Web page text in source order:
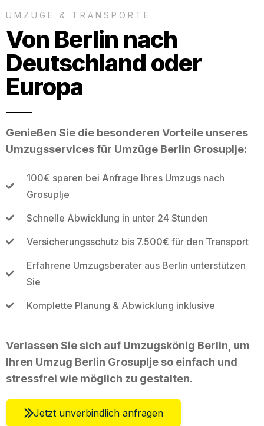
UMZÜGE & TRANSPORTE
Von Berlin nach
Deutschland oder
Europa
Genießen Sie die besonderen Vorteile unseres
Umzugsservices für Umzüge Berlin Grosuplje:
100€ sparen bei Anfrage Ihres Umzugs nach
Grosuplje
Schnelle Abwicklung in unter 24 Stunden
Versicherungsschutz bis 7.500€ für den Transport
Erfahrene Umzugsberater aus Berlin unterstützen
Sie
Komplette Planung & Abwicklung inklusive
Verlassen Sie sich auf Umzugskönig Berlin, um
Ihren Umzug Berlin Grosuplje so einfach und
stressfrei wie möglich zu gestalten.
Jetzt unverbindlich anfragen